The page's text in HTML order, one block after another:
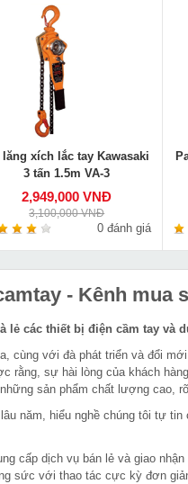
lăng xích lắc tay Kawasaki
3 tấn 1.5m VA-3
2,949,000 VNĐ
3,100,000 VNĐ
0 đánh giá
- Kênh mua
lẻ các thiết bị điện cầm tay và
cùng với đà phát triển và đổi
rằng, sự hài lòng của khách
sản phẩm chất lượng cao,
năm, hiểu nghề chúng tôi tự
cấp dịch vụ bán lẻ và giao
sức với thao tác cực kỳ đơn